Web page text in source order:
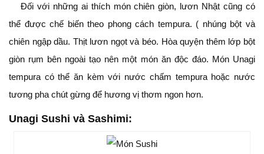
Đối với những ai thích món chiên giòn, lươn Nhật cũng có
thể được chế biến theo phong cách tempura. ( nhúng bột và
chiên ngập dầu. Thịt lươn ngọt và béo. Hòa quyện thêm lớp bột
giòn rụm bên ngoài tạo nên một món ăn độc đáo. Món Unagi
tempura có thể ăn kèm với nước chấm tempura hoặc nước
tương pha chút gừng để hương vị thơm ngon hơn.
Unagi Sushi và Sashimi: